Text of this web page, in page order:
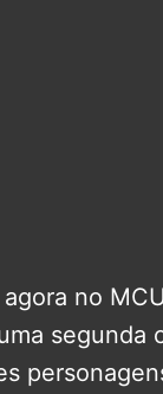
no
segunda